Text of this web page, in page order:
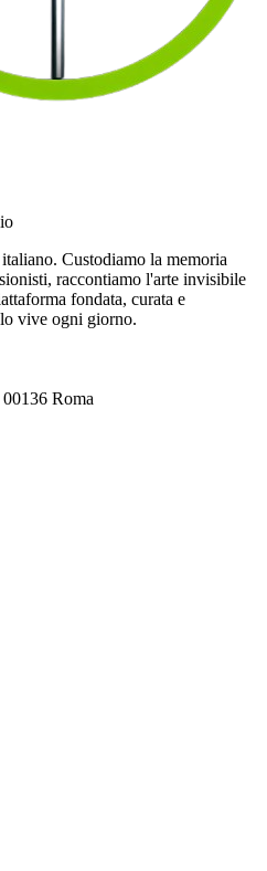
Custodiamo la memoria
raccontiamo l'arte invisibile
fondata, curata e
vive ogni giorno.
Roma